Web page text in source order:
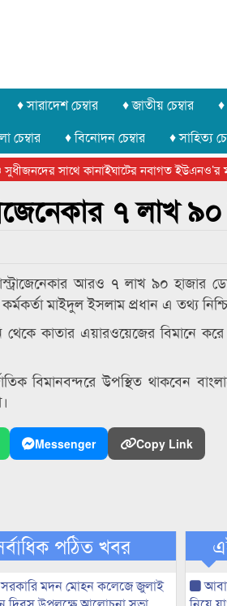
♦ সারাদেশ চেম্বার ♦ জাতীয় চেম্বার ♦
চেম্বার ♦ বিনোদন চেম্বার ♦ সাহিত্য
সাথে কানাইঘাটের নবাগত ইউএনও’র
ফেডারেশানের বিভাগীয় অভিনয় কর্মশালা সম্পন্ন
৭ লাখ ৯০
আরও ৭ লাখ ৯০
কর্মকর্তা মাইদুল ইসলাম প্রধান এ তথ্য
থেকে কাতার এয়ারওয়েজের বিমানে
উপস্থিত থাকবেন
Messenger Copy Link
পঠিত খবর
মদন মোহন কলেজে জুলাই